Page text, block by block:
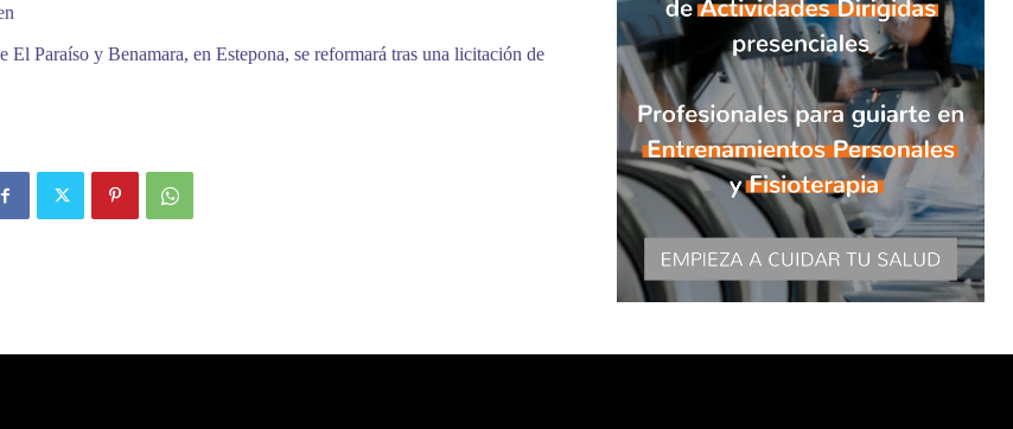
El Paraíso y Benamara, en Estepona, se reformará tras una licitación de